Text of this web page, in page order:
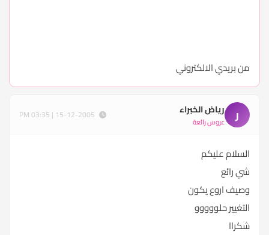
من بريدي الالكتروني
ر رياض الخبراء
عروس رائعة
السلام عليكم
شي رائع
وصيف اروع يكون
التغيير حلووووو
شكراا